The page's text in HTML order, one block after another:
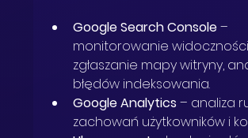
Google Search Console –
monitorowanie
zgłaszanie mapy witryny,
błędów indeksowania.
Google Analytics – analiza
zachowań użytkowników i